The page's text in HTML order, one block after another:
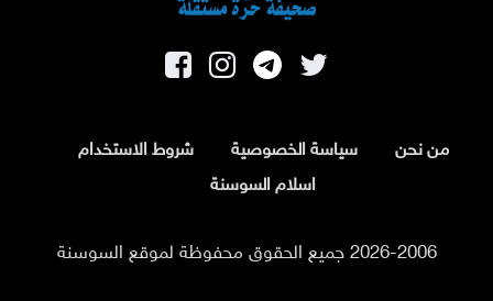
من نحن سياسة الخصوصية
شروط الاستخدام
اسلام السوسنة
2026-2006 جميع الحقوق محفوظة لموقع السوسنة